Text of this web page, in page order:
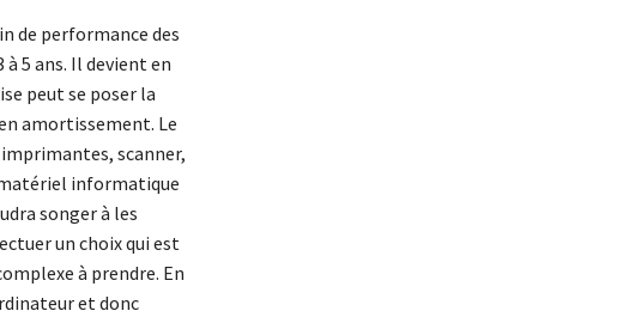
de performance des
5 ans. Il devient en
peut se poser la
amortissement. Le
scanner,
informatique
songer à les
un choix qui est
à prendre. En
et donc